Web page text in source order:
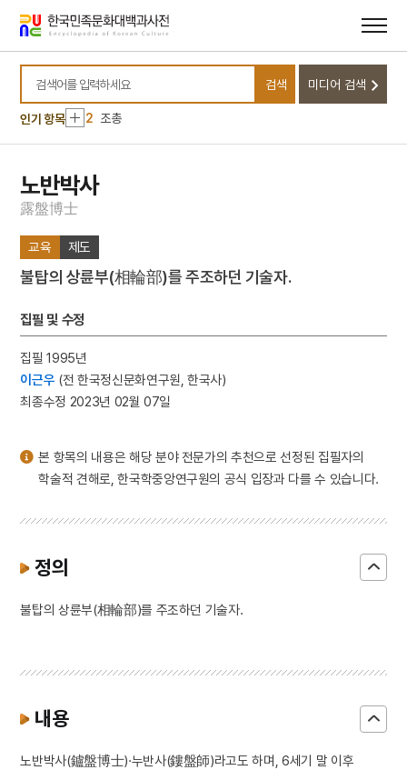
바로가기
바로가기
검색어를 입력하세요
검색 미디어 검색
인기 항목
10 무명
1 금성대군
2 조총
3 뱀
4
7
8 달서구
10 무명
1
5 조바위
7
개성 경천사지 십층석탑
10 무명
노반박사
露盤博士
교육 제도
불탑의 상륜부(相輪部)를 주조하던 기술자.
집필 및 수정
집필 1995년
이근우 (전 한국정신문화연구원, 한국사)
최종수정 2023년 02월 07일
본 항목의 내용은 해당 분야 전문가의 추천으로 선정된 집필자의
학술적 견해로, 한국학중앙연구원의 공식 입장과 다를 수 있습니다.
정의
불탑의 상륜부(相輪部)를 주조하던 기술자.
내용
노반박사(鑪盤博士)·누반사(鏤盤師)라고도 하며, 6세기 말 이후